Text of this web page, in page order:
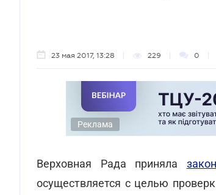
23 мая 2017, 13:28 229 0
Реклама
Верховная Рада приняла
осуществляется с целью